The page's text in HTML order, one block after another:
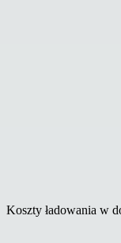
Koszty ładowania w